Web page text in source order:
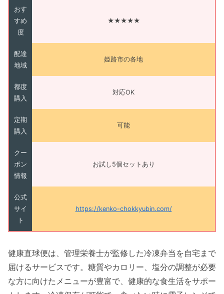
おす
すめ
度
★★★★★
配達
地域
姫路市の各地
都度
購入
対応OK
定期
購入
可能
クー
ポン
情報
お試し5個セットあり
公式
サイ
ト
https://kenko-chokkyubin.com/
健康直球便は、管理栄養士が監修した冷凍弁当を自宅まで
届けるサービスです。糖質やカロリー、塩分の調整が必要
な方に向けたメニューが豊富で、健康的な食生活をサポー